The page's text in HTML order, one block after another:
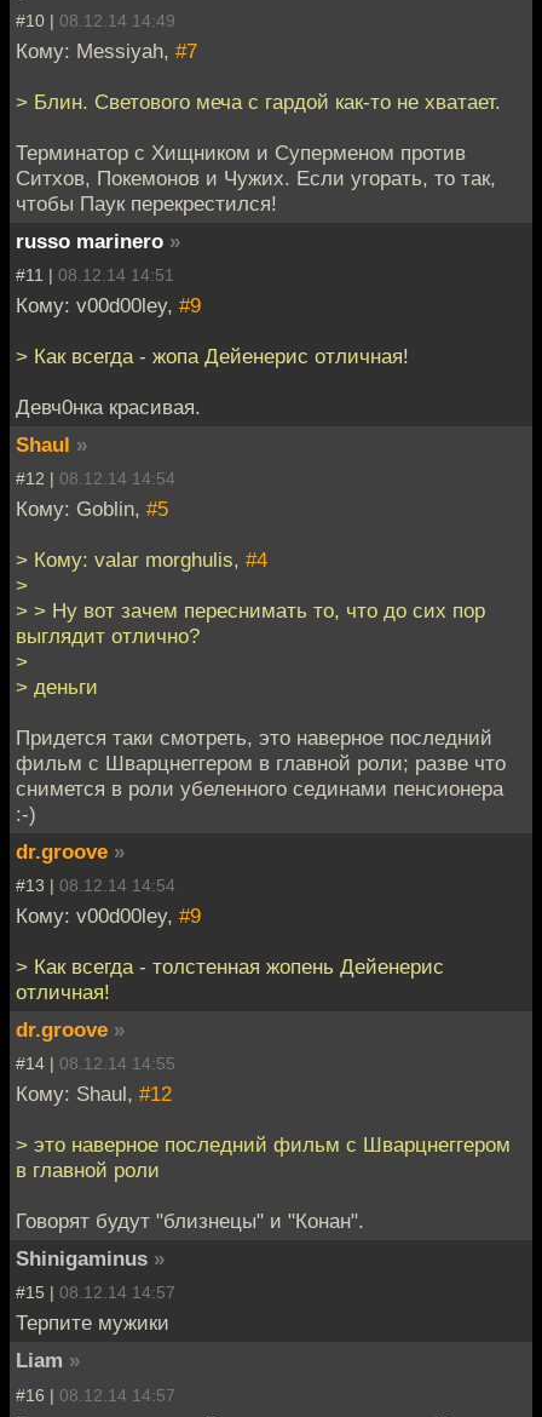
#10 | 08.12.14 14:49
Кому: Messiyah, #7
> Блин. Светового меча с гардой как-то не хватает.
Терминатор с Хищником и Суперменом против
Ситхов, Покемонов и Чужих. Если угорать, то так,
чтобы Паук перекрестился!
russo marinero »
#11 | 08.12.14 14:51
Кому: v00d00ley, #9
> Как всегда - жопа Дейенерис отличная!
Девч0нка красивая.
Shaul »
#12 | 08.12.14 14:54
Кому: Goblin, #5
> Кому: valar morghulis, #4
>
> > Ну вот зачем переснимать то, что до сих пор
выглядит отлично?
>
> деньги
Придется таки смотреть, это наверное последний
фильм с Шварцнеггером в главной роли; разве что
снимется в роли убеленного сединами пенсионера
:-)
dr.groove »
#13 | 08.12.14 14:54
Кому: v00d00ley, #9
> Как всегда - толстенная жопень Дейенерис
отличная!
dr.groove »
#14 | 08.12.14 14:55
Кому: Shaul, #12
> это наверное последний фильм с Шварцнеггером
в главной роли
Говорят будут "близнецы" и "Конан".
Shinigaminus »
#15 | 08.12.14 14:57
Терпите мужики
Liam »
#16 | 08.12.14 14:57